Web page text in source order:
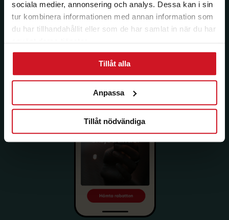
sociala medier, annonsering och analys. Dessa kan i sin
tur kombinera informationen med annan information som
du har tillhandahållit eller som de har samlat in när du har
använt deras tjänster.
Tillåt alla
Anpassa
Tillåt nödvändiga